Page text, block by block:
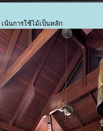
น้นการใช้ไม้เป็นหลัก